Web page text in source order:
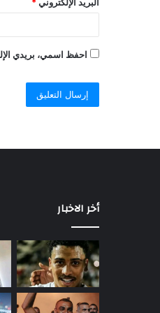
البريد الإلكتروني *
احفظ اسمي، بريدي
أخر الاخبار
حمدي
الميرغني
يعلن
انفصاله
عن